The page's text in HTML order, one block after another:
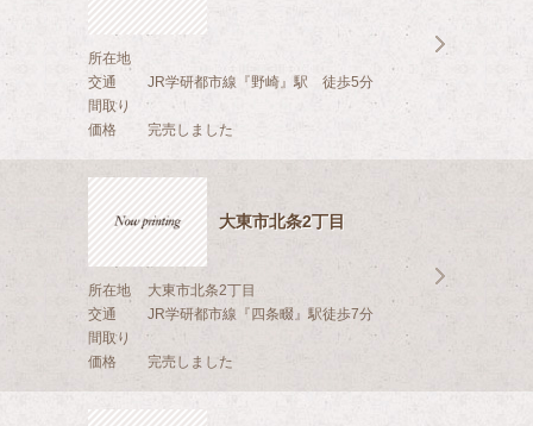
所在地
交通
JR学研都市線『野崎』駅 徒歩5分
間取り
価格
完売しました
大東市北条2丁目
所在地
大東市北条2丁目
交通
JR学研都市線『四条畷』駅徒歩7分
間取り
価格
完売しました